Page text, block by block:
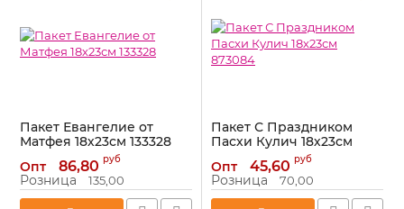
Пакет Евангелие от
Матфея 18х23см 133328
Артикул: 133328
Опт 86,80 руб
Розница 135,00
Пакет С Праздником
Пасхи Кулич 18х23см
Артикул: 873084
Опт 45,60 руб
Розница 70,00